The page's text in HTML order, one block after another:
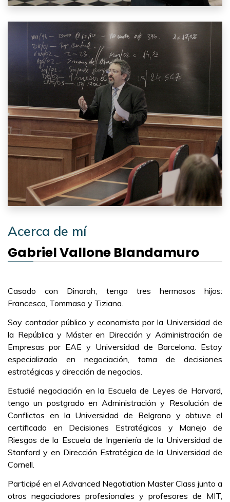
Acerca de mí
Gabriel Vallone Blandamuro
Casado con Dinorah, tengo tres hermosos hijos:
Francesca, Tommaso y Tiziana.
Soy contador público y economista por la Universidad de
la República y Máster en Dirección y Administración de
Empresas por EAE y Universidad de Barcelona. Estoy
especializado en negociación, toma de decisiones
estratégicas y dirección de negocios.
Estudié negociación en la Escuela de Leyes de Harvard,
tengo un postgrado en Administración y Resolución de
Conflictos en la Universidad de Belgrano y obtuve el
certificado en Decisiones Estratégicas y Manejo de
Riesgos de la Escuela de Ingeniería de la Universidad de
Stanford y en Dirección Estratégica de la Universidad de
Cornell.
Participé en el Advanced Negotiation Master Class junto a
otros negociadores profesionales y profesores de MIT,